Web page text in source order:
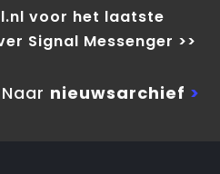
voor het laatste
Signal Messenger >>
Naar nieuwsarchief >